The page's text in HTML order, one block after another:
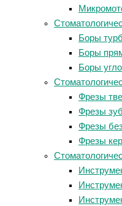
Боры
Боры
Боры
Фрезы
Фрезы
Фрезы
Фрезы